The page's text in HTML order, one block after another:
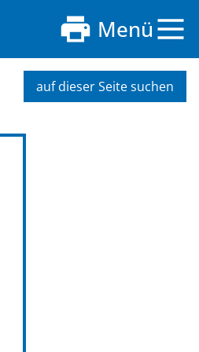
Menü
auf dieser Seite suchen